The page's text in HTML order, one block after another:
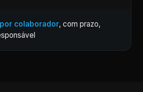
colaborador, com prazo,